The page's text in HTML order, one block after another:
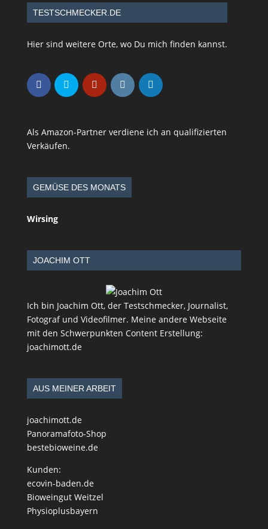
TESTSCHMECKER.DE
Hier sind weitere Orte, wo Du mich finden kannst.
Als Amazon-Partner verdiene ich an qualifizierten
Verkäufen.
GEMÜSE DES MONATS
Wirsing
JOACHIM OTT
Ich bin Joachim Ott, der Testschmecker, Journalist,
Fotograf und Videofilmer. Meine andere Webseite
mit den Schwerpunkten Content Erstellung:
joachimott.de
AUS MEINER ARBEIT
joachimott.de
Panoramafoto-Shop
bestebioweine.de
Kunden:
ecovin-baden.de
Bioweingut Weitzel
Physioplusbayern